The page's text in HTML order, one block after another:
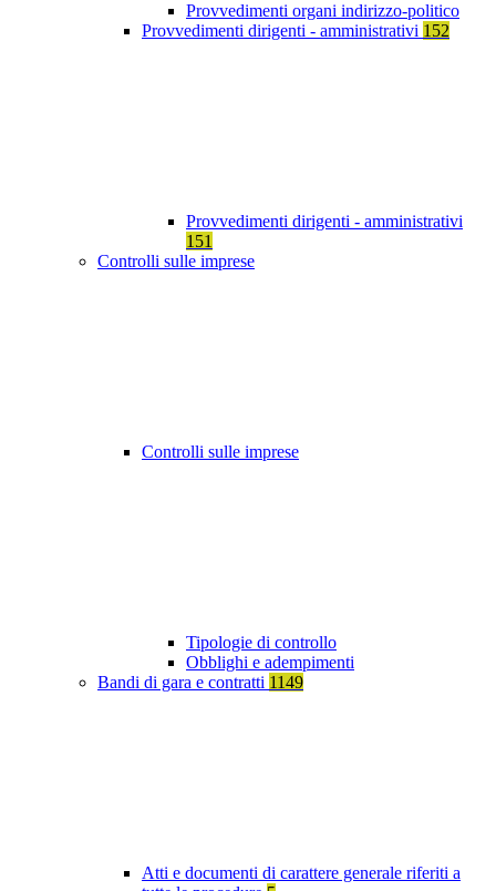
Provvedimenti organi indirizzo-politico
Provvedimenti dirigenti - amministrativi 152
Provvedimenti dirigenti - amministrativi
151
Controlli sulle imprese
Controlli sulle imprese
Tipologie di controllo
Obblighi e adempimenti
Bandi di gara e contratti 1149
Atti e documenti di carattere generale riferiti a